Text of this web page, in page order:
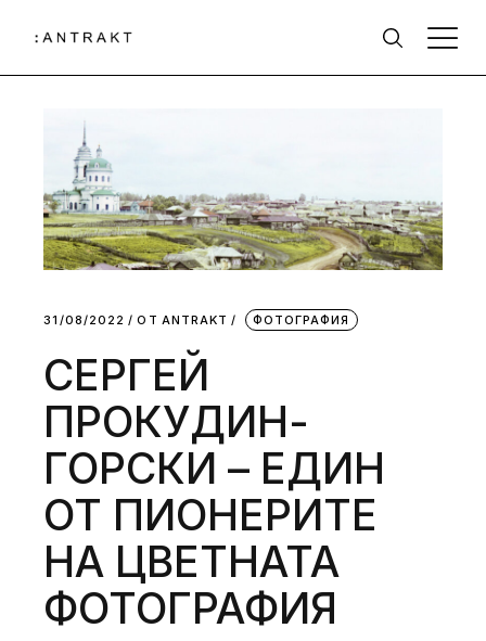
31/08/2022 ОТ АNTRAKT ФОТОГРАФИЯ
СЕРГЕЙ
ПРОКУДИН-
ГОРСКИ – ЕДИН
ОТ ПИОНЕРИТЕ
НА ЦВЕТНАТА
ФОТОГРАФИЯ